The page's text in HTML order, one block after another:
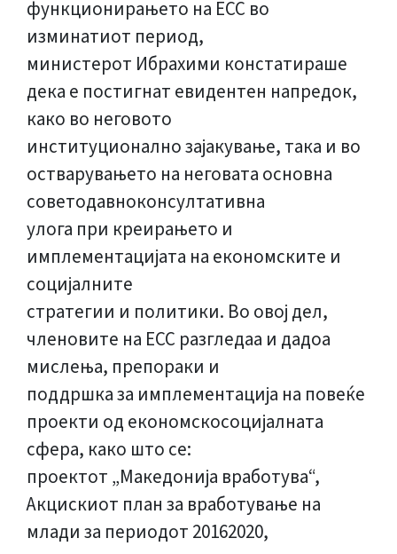
функционирањето на ЕСС во
изминатиот период,
министерот Ибрахими констатираше
дека e постигнат евидентен напредок,
како во неговото
институционално зајакување, така и во
остварувањето на неговата основна
советодавноконсултативна
улога при креирањето и
имплементацијата на економските и
социјалните
стратегии и политики. Во овој дел,
членовите на ЕСС разгледаа и дадоа
мислења, препораки и
поддршка за имплементација на повеќе
проекти од економскосоцијалната
сфера, како што се:
проектот „Македонија вработува“,
Акцискиот план за вработување на
млади за периодот 20162020,